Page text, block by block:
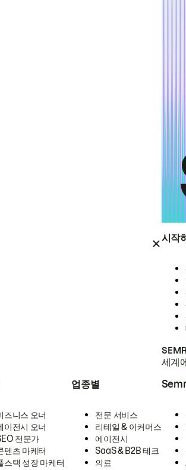
시작
세계
즈니스 오너
이전시 오너
전문가
텐츠 마케터
스택 성장 마케터
업종별
전문 서비스
리테일 & 이커머스
에이전시
SaaS & B2B 테크
의료